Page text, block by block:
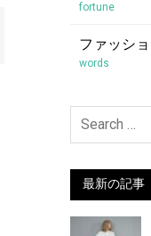
fortune
ファッシ
words
最新の記事